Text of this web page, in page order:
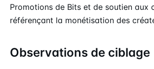
Promotions de Bits et de soutien aux
référençant la monétisation des
Observations de ciblage